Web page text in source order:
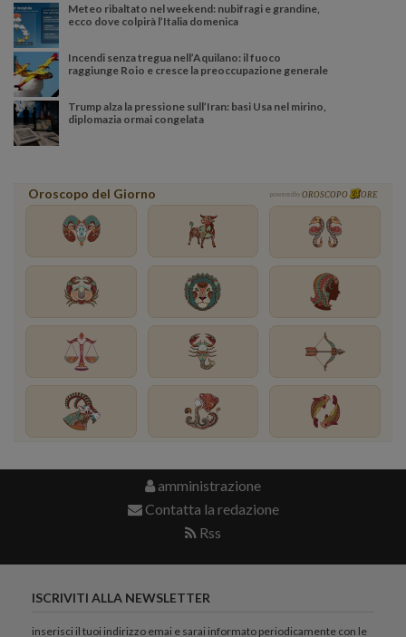
Meteo ribaltato nel weekend: nubifragi e grandine,
ecco dove colpirà l’Italia domenica
Incendi senza tregua nell’Aquilano: il fuoco
raggiunge Roio e cresce la preoccupazione generale
Trump alza la pressione sull’Iran: basi Usa nel mirino,
diplomazia ormai congelata
Oroscopo del Giorno powered by OROSCOPO ORE
amministrazione
Contatta la redazione
Rss
ISCRIVITI ALLA NEWSLETTER
inserisci il tuoi indirizzo emai e sarai informato periodicamente con le